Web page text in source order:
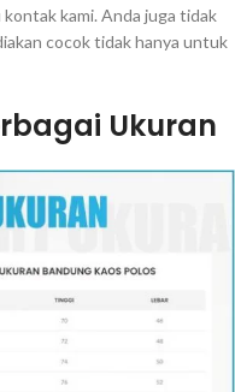
kami. Anda juga tidak
cocok tidak hanya untuk
Ukuran